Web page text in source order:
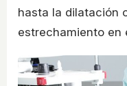
hasta la dilatación
estrechamiento en